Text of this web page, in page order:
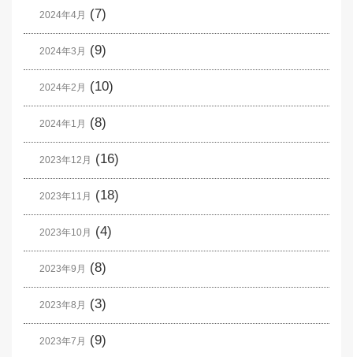
2024年4月 (7)
2024年3月 (9)
2024年2月 (10)
2024年1月 (8)
2023年12月 (16)
2023年11月 (18)
2023年10月 (4)
2023年9月 (8)
2023年8月 (3)
2023年7月 (9)